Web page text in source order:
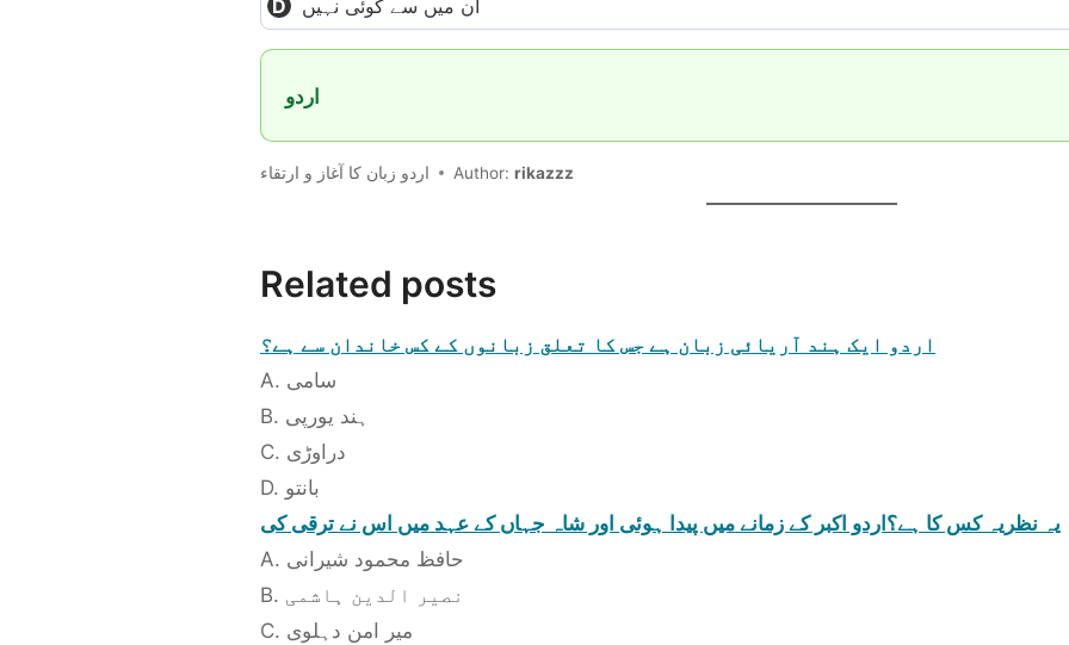
ان میں سے کوئی نہیں
اردو زبان کا آغاز و ارتقاء Author: rikazzz
Related posts
اردو ایک ہند آریائی زبان ہے جس کا تعلق زبانوں کے کس خاندان سے ہے؟
A. سامی
B. ہند یورپی
C. دراوڑی
D. بانتو
یہ نظریہ کس کا ہے؟اردو اکبر کے زمانے میں پیدا ہوئی اور شاہ جہاں کے عہد میں اس نے ترقی کی
A. حافظ محمود شیرانی
B. نصیر الدین ہاشمی
C. میر امن دہلوی